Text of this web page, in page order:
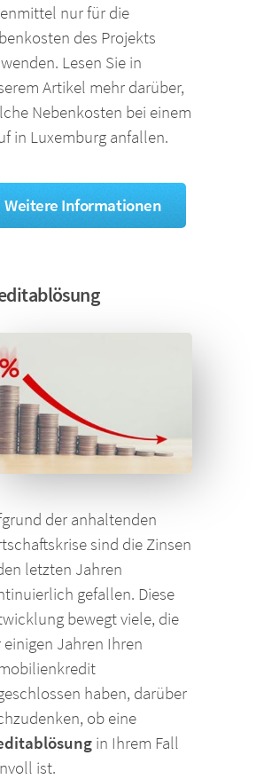
nur für die
des Projekts
Lesen Sie in
Artikel mehr darüber,
Nebenkosten bei einem
in Luxemburg anfallen.
Weitere Informationen
der anhaltenden
sind die Zinsen
letzten Jahren
gefallen. Diese
bewegt viele, die
einigen Jahren Ihren
haben, darüber
ob eine
in Ihrem Fall
ist.